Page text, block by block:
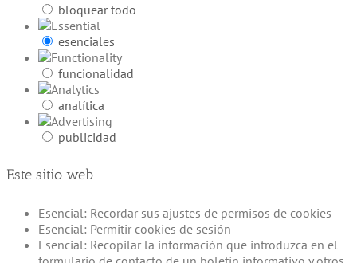
bloquear todo
esenciales
funcionalidad
analítica
publicidad
Este sitio web
Esencial: Recordar sus ajustes de permisos de cookies
Esencial: Permitir cookies de sesión
Esencial: Recopilar la información que introduzca en el